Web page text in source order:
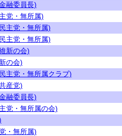
融委員長)
党・無所属)
主党・無所属)
主党・無所属)
新の会)
の会)
主党・無所属クラブ)
産党)
融委員長)
党・無所属の会)
・無所属)